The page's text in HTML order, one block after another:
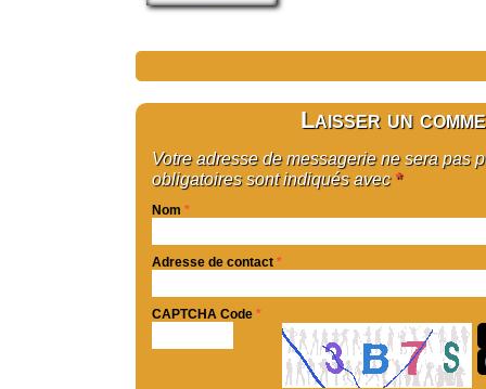
Laisser un
Votre adresse de messagerie ne sera pas
obligatoires sont indiqués avec *
Nom *
Adresse de contact *
CAPTCHA Code *